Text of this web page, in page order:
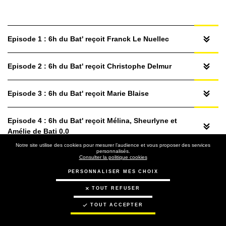
Episode 1 : 6h du Bat' reçoit Franck Le Nuellec
Episode 2 : 6h du Bat' reçoit Christophe Delmur
Episode 3 : 6h du Bat' reçoit Marie Blaise
Episode 4 : 6h du Bat' reçoit Mélina, Sheurlyne et
Amélie de Bati 0.0
Episode 5 : 6h du Bat' reçoit Christophe Possémé
Episode 6 : 6h du Bat' reçoit Pierre Thorel
Episode 7 : 6h du Bat' reçoit Nadine Fournier
Notre site utilise des cookies pour mesurer l’audience et vous proposer des services
personnalisés.
Consulter la politique cookies
PERSONNALISER MES CHOIX
TOUT REFUSER
TOUT ACCEPTER